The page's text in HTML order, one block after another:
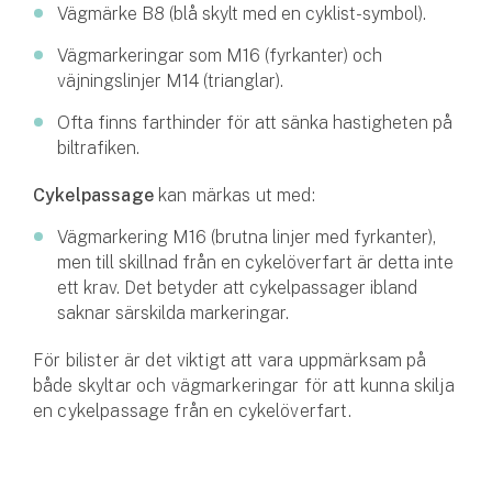
Se alla försäkringar
Vägmärke B8 (blå skylt med en cyklist-symbol).
Vägmarkeringar som M16 (fyrkanter) och
väjningslinjer M14 (trianglar).
Ofta finns farthinder för att sänka hastig­heten på
biltrafiken.
Cykelpassagekan märkas ut med:
Vägmarkering M16 (brutna linjer med fyrkanter),
men till skillnad från en cykelöverfart är detta inte
ett krav. Det betyder att cykelpassager ibland
saknar särskilda markeringar.
För bilister är det viktigt att vara uppmärk­sam på
både skyltar och vägmarkeringar för att kunna skilja
en cykelpassage från en cykelöverfart.